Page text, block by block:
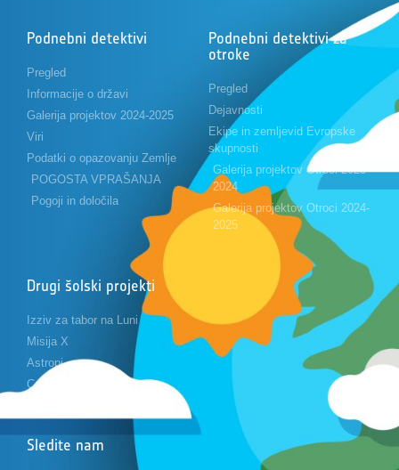
Podnebni detektivi
Pregled
Informacije o državi
Galerija projektov 2024-2025
Viri
Podatki o opazovanju Zemlje
POGOSTA VPRAŠANJA
Pogoji in določila
Podnebni detektivi za
otroke
Pregled
Dejavnosti
Ekipe in zemljevid Evropske
skupnosti
Galerija projektov Otroci 2023-
2024
Galerija projektov Otroci 2024-
2025
Drugi šolski projekti
Izziv za tabor na Luni
Misija X
Astropi
Cansat
Sledite nam